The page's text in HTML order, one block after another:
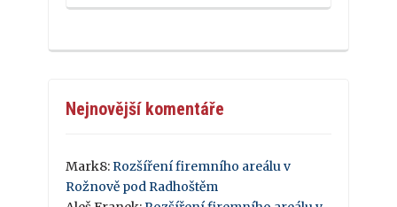
Nejnovější komentáře
Mark8:Rozšíření firemního areálu v
Rožnově pod Radhoštěm